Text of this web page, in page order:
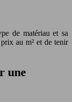
de matériau et sa
au m² et de tenir
une